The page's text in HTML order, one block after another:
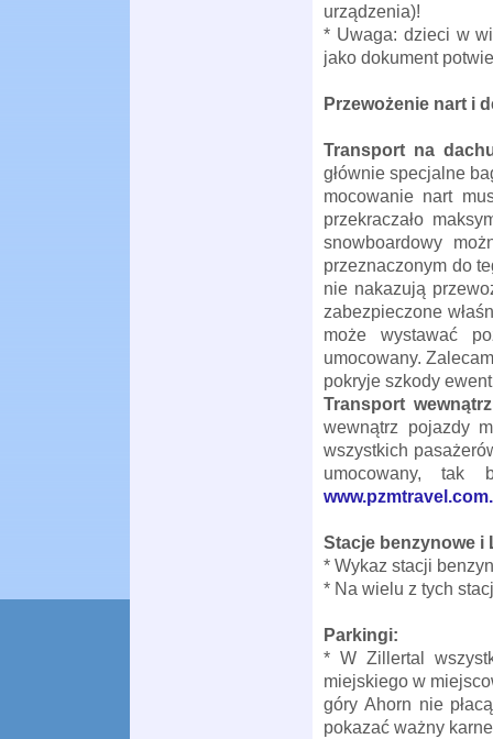
urządzenia)!
* Uwaga: dzieci w
jako dokument
Przewożenie nart i
Transport na
głównie specjalne
mocowanie nart
przekraczało
snowboardowy
przeznaczonym do
nie nakazują
zabezpieczone
może wystawać
umocowany.
pokryje szkody
Transport
wewnątrz pojazdy
wszystkich
umocowany, tak
Stacje benzynowe i
* Wykaz stacji
* Na wielu z tych
Parkingi:
* W Zillertal
miejskiego w
góry Ahorn nie
pokazać ważny